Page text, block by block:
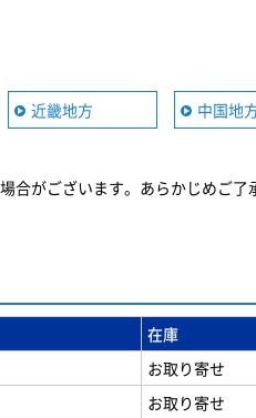
近畿地方 中国地
合がございます。あらかじめご了
在庫
お取り寄せ
お取り寄せ